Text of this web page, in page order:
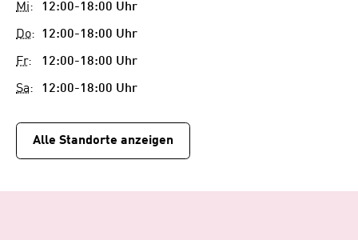
Mi: 12:00-18:00 Uhr
Do: 12:00-18:00 Uhr
Fr: 12:00-18:00 Uhr
Sa: 12:00-18:00 Uhr
Alle Standorte anzeigen